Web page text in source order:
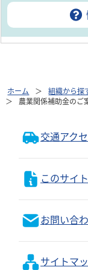
ホーム 組織から探
農業関係補助金のご
交通アク
このサイ
お問い合
サイトマ